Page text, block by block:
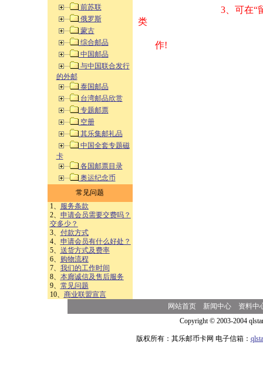
前苏联
俄罗斯
蒙古
综合邮品
中国邮品
与中国联合发行
的外邮
泰国邮品
台湾邮品欣赏
专题邮票
空册
其乐集邮礼品
中国全套专题磁
卡
各国邮票目录
奥运纪念币
常见问题
1、
服务条款
2、 申请会员需要交费吗？
交多少？
3、 付款方式
4、 申请会员有什么好处？
5、 送货方式及费率
6、
购物流程
7、 我们的工作时间
8、 本廊诚信及售后服务
9、 常见问题
10、 商业联盟宣言
3、可在“
类 方式告之
作!
网站首页 新闻中心
资料中
Copyright © 2003-2004
版权所有：其乐邮币卡网 电子信箱：